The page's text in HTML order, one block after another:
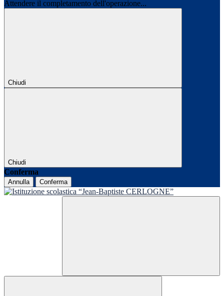
Attendere il completamento dell'operazione...
Chiudi
Chiudi
Conferma
Annulla Conferma